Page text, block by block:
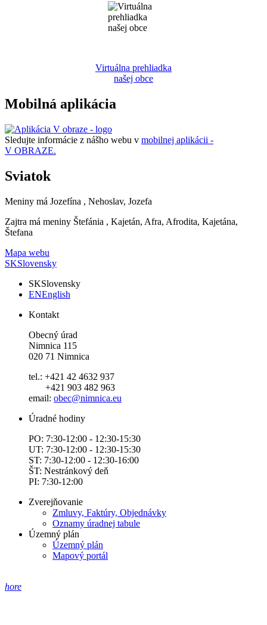
Virtuálna prehliadka
našej obce
Mobilná aplikácia
Sledujte informácie z nášho webu v mobilnej aplikácii -
V OBRAZE.
Sviatok
Meniny má Jozefína , Nehoslav, Jozefa
Zajtra má meniny Štefánia , Kajetán, Afra, Afrodita, Kajetána,
Štefana
Mapa webu
SKSlovensky
SKSlovensky
ENEnglish
Kontakt
Obecný úrad
Nimnica 115
020 71 Nimnica
tel.: +421 42 4632 937
+421 903 482 963
email: obec@nimnica.eu
Úradné hodiny
PO: 7:30-12:00 - 12:30-15:30
UT: 7:30-12:00 - 12:30-15:30
ST: 7:30-12:00 - 12:30-16:00
ŠT: Nestránkový deň
PI: 7:30-12:00
Zverejňovanie
Zmluvy, Faktúry, Objednávky
Oznamy úradnej tabule
Územný plán
Územný plán
Mapový portál
hore